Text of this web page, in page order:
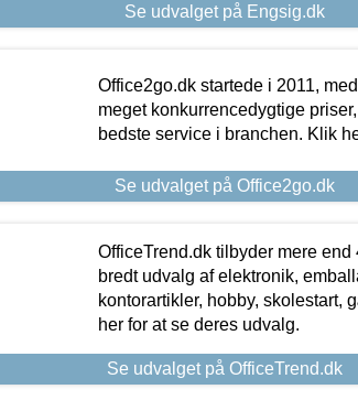
Se udvalget på Engsig.dk
Office2go.dk startede i 2011,
meget konkurrencedygtige
bedste service i branchen. Klik
Se udvalget på Office2go.dk
OfficeTrend.dk tilbyder mere
bredt udvalg af elektronik,
kontorartikler, hobby, skolestart,
her for at se deres udvalg.
Se udvalget på OfficeTrend.dk